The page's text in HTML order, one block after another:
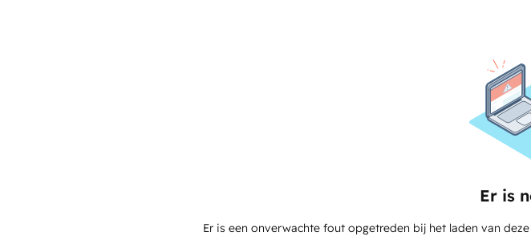
Er is
Er is een onverwachte fout opgetreden bij het laden van